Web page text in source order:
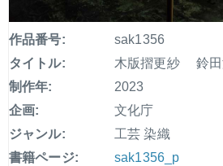
作品番号:
sak1356
タイトル:
木版摺更紗 鈴田
制作年:
2023
企画:
文化庁
ジャンル:
工芸 染織
書籍ページ:
sak1356_p